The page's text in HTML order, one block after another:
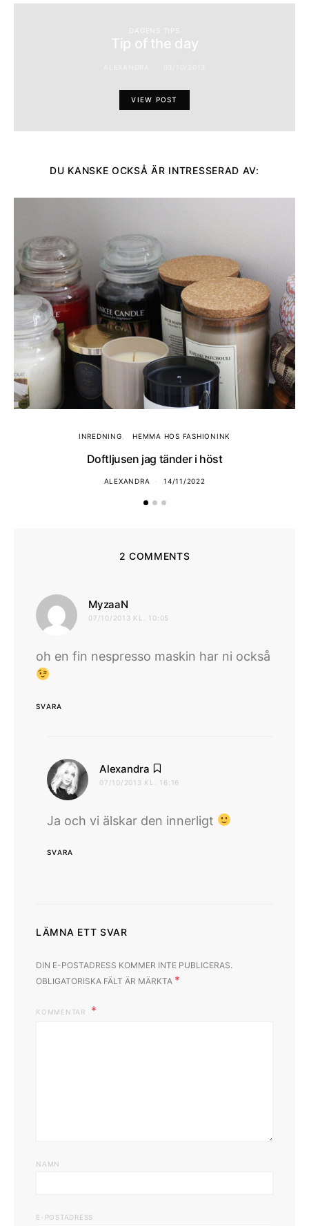
DAGENS TIPS
Tip of the day
VIEW POST
DU KANSKE OCKSÅ ÄR INTRESSERAD AV:
INREDNING HEMMA HOS FASHIONINK
Doftljusen jag tänder i höst
ALEXANDRA 14/11/2022
2 COMMENTS
MyzaaN
07/10/2013 KL. 10:05
oh en fin nespresso maskin har ni också
SVARA
Alexandra
07/10/2013 KL. 16:16
Ja och vi älskar den innerligt
SVARA
LÄMNA ETT SVAR
DIN E-POSTADRESS KOMMER INTE PUBLICERAS.
OBLIGATORISKA FÄLT ÄR MÄRKTA *
KOMMENTAR
NAMN
E-POSTADRESS